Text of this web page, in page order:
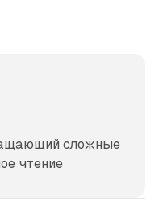
сложные
чтение